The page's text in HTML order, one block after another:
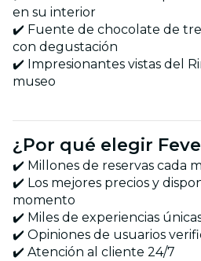
en su interior
✔️ Fuente de chocolate de
con degustación
✔️ Impresionantes vistas del
museo
¿Por qué elegir
✔️ Millones de reservas cada
✔️ Los mejores precios y
momento
✔️ Miles de experiencias
✔️ Opiniones de usuarios
✔️ Atención al cliente 24/7